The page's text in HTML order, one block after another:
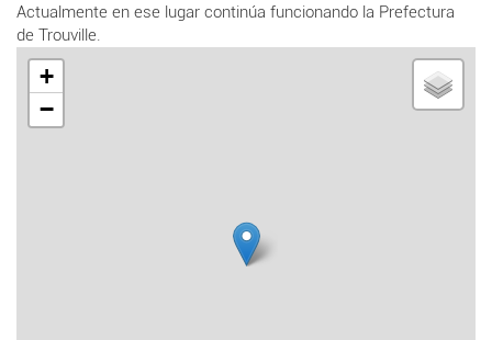
Actualmente en ese lugar continúa funcionando la Prefectura
de Trouville.
+
−